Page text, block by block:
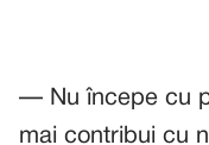
— Nu începe cu
mai contribui cu